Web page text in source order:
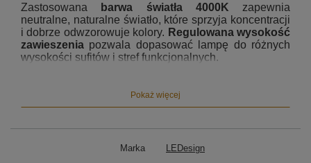
Zastosowana
barwa światła 4000K zapewnia
neutralne, naturalne światło, które sprzyja koncentracji
i dobrze odwzorowuje kolory. Regulowana wysokość
zawieszenia pozwala dopasować lampę do różnych
wysokości sufitów i stref funkcjonalnych.
Pokaż więcej
Marka LEDesign